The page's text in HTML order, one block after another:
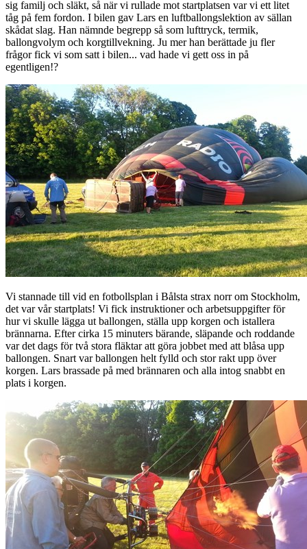
sig familj och släkt, så när vi rullade mot startplatsen var vi ett litet
tåg på fem fordon. I bilen gav Lars en luftballongslektion av sällan
skådat slag. Han nämnde begrepp så som lufttryck, termik,
ballongvolym och korgtillvekning. Ju mer han berättade ju fler
frågor fick vi som satt i bilen... vad hade vi gett oss in på
egentligen!?
Vi stannade till vid en fotbollsplan i Bålsta strax norr om Stockholm,
det var vår startplats! Vi fick instruktioner och arbetsuppgifter för
hur vi skulle lägga ut ballongen, ställa upp korgen och istallera
brännarna. Efter cirka 15 minuters bärande, släpande och roddande
var det dags för två stora fläktar att göra jobbet med att blåsa upp
ballongen. Snart var ballongen helt fylld och stor rakt upp över
korgen. Lars brassade på med brännaren och alla intog snabbt en
plats i korgen.